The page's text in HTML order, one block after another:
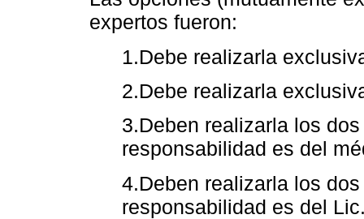
expertos fueron:
1.Debe realizarla
2.Debe realizarla
3.Deben realizarla los
responsabilidad es del
4.Deben realizarla los
responsabilidad es del